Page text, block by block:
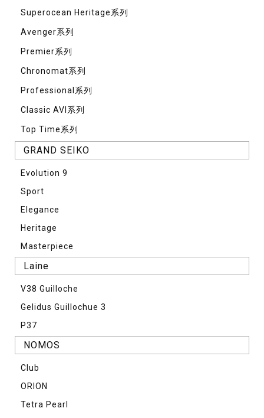
Superocean Heritage系列
Avenger系列
Premier系列
Chronomat系列
Professional系列
Classic AVI系列
Top Time系列
GRAND SEIKO
Evolution 9
Sport
Elegance
Heritage
Masterpiece
Laine
V38 Guilloche
Gelidus Guillochue 3
P37
NOMOS
Club
ORION
Tetra Pearl